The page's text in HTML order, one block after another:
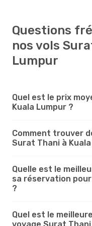
Questions
nos vols
Lumpur
Quel est le prix
Kuala Lumpur ?
Comment trouver
Surat Thani à
Quelle est le
sa réservation
?
Quel est le